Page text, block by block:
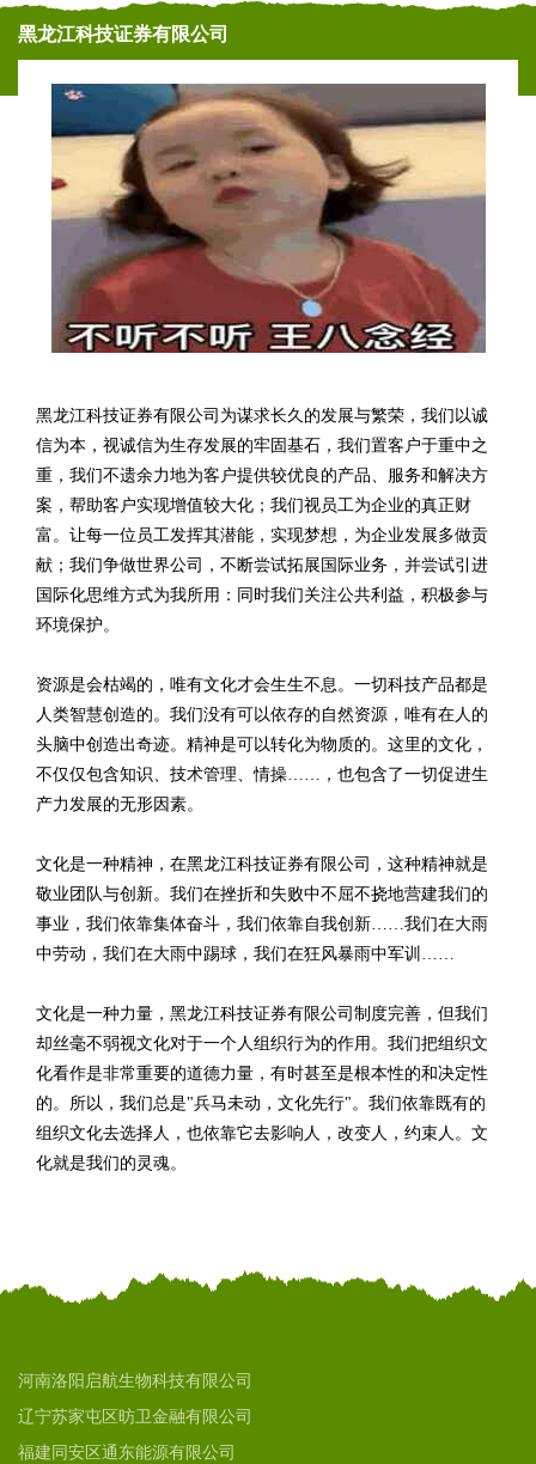
黑龙江科技证券有限公司
黑龙江科技证券有限公司为谋求长久的发展与繁荣，我们以诚
信为本，视诚信为生存发展的牢固基石，我们置客户于重中之
重，我们不遗余力地为客户提供较优良的产品、服务和解决方
案，帮助客户实现增值较大化；我们视员工为企业的真正财
富。让每一位员工发挥其潜能，实现梦想，为企业发展多做贡
献；我们争做世界公司，不断尝试拓展国际业务，并尝试引进
国际化思维方式为我所用：同时我们关注公共利益，积极参与
环境保护。
资源是会枯竭的，唯有文化才会生生不息。一切科技产品都是
人类智慧创造的。我们没有可以依存的自然资源，唯有在人的
头脑中创造出奇迹。精神是可以转化为物质的。这里的文化，
不仅仅包含知识、技术管理、情操……，也包含了一切促进生
产力发展的无形因素。
文化是一种精神，在黑龙江科技证券有限公司，这种精神就是
敬业团队与创新。我们在挫折和失败中不屈不挠地营建我们的
事业，我们依靠集体奋斗，我们依靠自我创新……我们在大雨
中劳动，我们在大雨中踢球，我们在狂风暴雨中军训……
文化是一种力量，黑龙江科技证券有限公司制度完善，但我们
却丝毫不弱视文化对于一个人组织行为的作用。我们把组织文
化看作是非常重要的道德力量，有时甚至是根本性的和决定性
的。所以，我们总是"兵马未动，文化先行"。我们依靠既有的
组织文化去选择人，也依靠它去影响人，改变人，约束人。文
化就是我们的灵魂。
河南洛阳启航生物科技有限公司
辽宁苏家屯区昉卫金融有限公司
福建同安区通东能源有限公司